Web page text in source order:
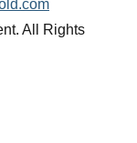
All Rights